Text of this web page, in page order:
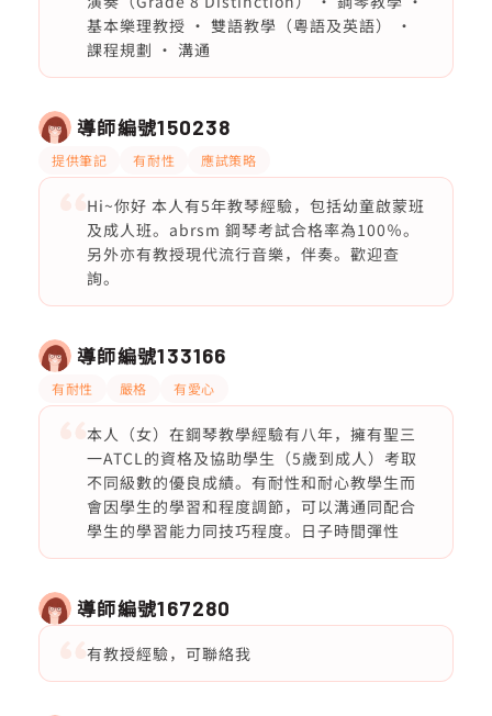
基本樂理教授 • 雙語教學（粵語及英語） •
課程規劃 • 溝通
導師編號150238
提供筆記 有耐性 應試策略
Hi~你好 本人有5年教琴經驗，包括幼童啟蒙班
及成人班。abrsm 鋼琴考試合格率為100％。
另外亦有教授現代流行音樂，伴奏。歡迎查
詢。
導師編號133166
有耐性 嚴格 有愛心
本人（女）在鋼琴教學經驗有八年，擁有聖三
一ATCL的資格及協助學生（5歲到成人）考取
不同級數的優良成績。有耐性和耐心教學生而
會因學生的學習和程度調節，可以溝通同配合
學生的學習能力同技巧程度。日子時間彈性
導師編號167280
有教授經驗，可聯絡我